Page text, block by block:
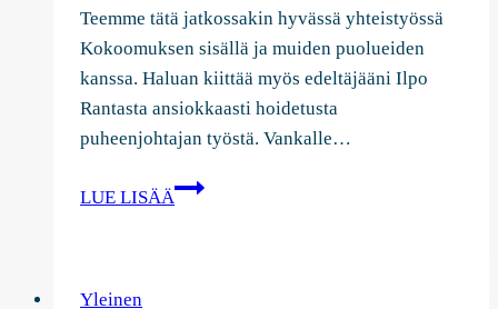
Teemme tätä jatkossakin hyvässä yhteistyössä
Kokoomuksen sisällä ja muiden puolueiden
kanssa. Haluan kiittää myös edeltäjääni Ilpo
Rantasta ansiokkaasti hoidetusta
puheenjohtajan työstä. Vankalle…
LUE LISÄÄ
Aluejärjestön
Yleinen